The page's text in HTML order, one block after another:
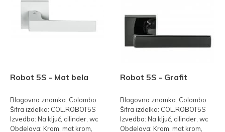
Robot 5S - Mat bela
Blagovna znamka: Colombo
Šifra izdelka: COL.ROBOT5S
Izvedba: Na ključ, cilinder, wc
Obdelava: Krom, mat krom,
Robot 5S - Grafit
Blagovna znamka: Colombo
Šifra izdelka: COL.ROBOT5S
Izvedba: Na ključ, cilinder, wc
Obdelava: Krom, mat krom,